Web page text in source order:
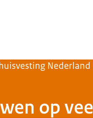
Nederland
op